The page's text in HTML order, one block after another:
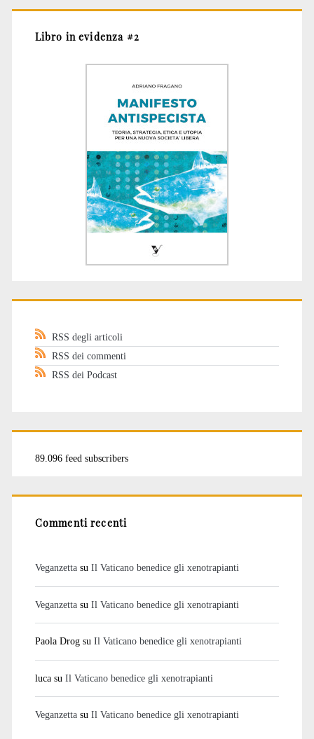
Libro in evidenza #2
RSS degli articoli
RSS dei commenti
RSS dei Podcast
89.096 feed subscribers
Commenti recenti
Veganzettasu Il Vaticano benedice gli xenotrapianti
Veganzettasu Il Vaticano benedice gli xenotrapianti
Paola Drogsu Il Vaticano benedice gli xenotrapianti
lucasu Il Vaticano benedice gli xenotrapianti
Veganzettasu Il Vaticano benedice gli xenotrapianti